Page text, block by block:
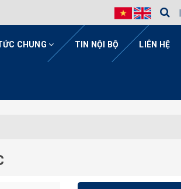
CHUNG TIN NỘI BỘ LIÊN HỆ